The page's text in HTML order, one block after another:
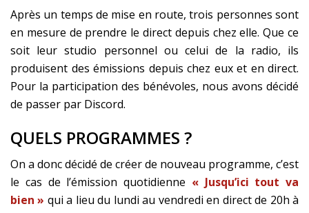
Après un temps de mise en route, trois personnes sont
en mesure de prendre le direct depuis chez elle. Que ce
soit leur studio personnel ou celui de la radio, ils
produisent des émissions depuis chez eux et en direct.
Pour la participation des bénévoles, nous avons décidé
de passer par Discord.
QUELS PROGRAMMES ?
On a donc décidé de créer de nouveau programme, c’est
le cas de l’émission quotidienne « Jusqu’ici tout va
bien » qui a lieu du lundi au vendredi en direct de 20h à